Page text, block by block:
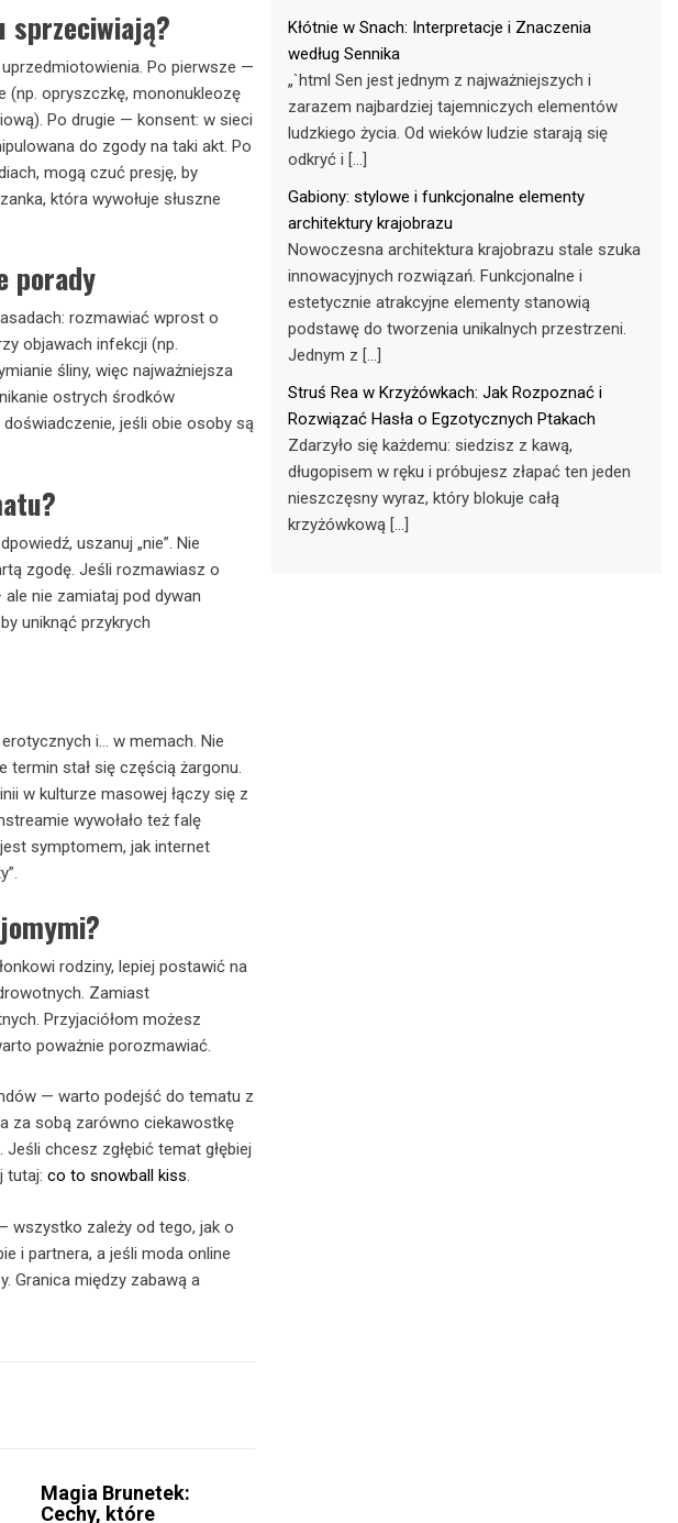
sprzeciwiają?
Po pierwsze —
(np. opryszczkę, mononukleozę
Po drugie — konsent: w sieci
do zgody na taki akt. Po
mogą czuć presję, by
która wywołuje słuszne
porady
rozmawiać wprost o
objawach infekcji (np.
śliny, więc najważniejsza
ostrych środków
jeśli obie osoby są
uszanuj „nie”. Nie
zgodę. Jeśli rozmawiasz o
nie zamiataj pod dywan
uniknąć przykrych
i… w memach. Nie
termin stał się częścią żargonu.
w kulturze masowej łączy się z
wywołało też falę
symptomem, jak internet
rodziny, lepiej postawić na
Zamiast
Przyjaciółom możesz
poważnie porozmawiać.
— warto podejść do tematu z
za sobą zarówno ciekawostkę
chcesz zgłębić temat głębiej
tutaj: co to snowball kiss.
wszystko zależy od tego, jak o
i partnera, a jeśli moda online
Granica między zabawą a
Magia Brunetek:
Cechy, które
Kłótnie w Snach: Interpretacje i Znaczenia
według Sennika
„`html Sen jest jednym z najważniejszych i
zarazem najbardziej tajemniczych elementów
ludzkiego życia. Od wieków ludzie starają się
odkryć i […]
Gabiony: stylowe i funkcjonalne elementy
architektury krajobrazu
Nowoczesna architektura krajobrazu stale szuka
innowacyjnych rozwiązań. Funkcjonalne i
estetycznie atrakcyjne elementy stanowią
podstawę do tworzenia unikalnych przestrzeni.
Jednym z […]
Struś Rea w Krzyżówkach: Jak Rozpoznać i
Rozwiązać Hasła o Egzotycznych Ptakach
Zdarzyło się każdemu: siedzisz z kawą,
długopisem w ręku i próbujesz złapać ten jeden
nieszczęsny wyraz, który blokuje całą
krzyżówkową […]